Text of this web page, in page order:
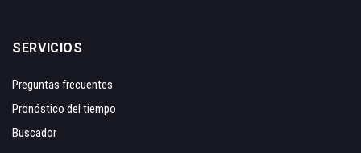
SERVICIOS
Preguntas frecuentes
Pronóstico del tiempo
Buscador